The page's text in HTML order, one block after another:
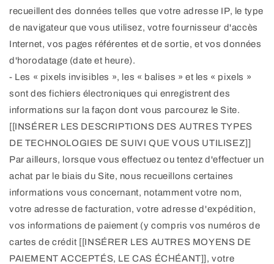
recueillent des données telles que votre adresse IP, le type
de navigateur que vous utilisez, votre fournisseur d'accès
Internet, vos pages référentes et de sortie, et vos données
d'horodatage (date et heure).
- Les « pixels invisibles », les « balises » et les « pixels »
sont des fichiers électroniques qui enregistrent des
informations sur la façon dont vous parcourez le Site.
[[INSÉRER LES DESCRIPTIONS DES AUTRES TYPES
DE TECHNOLOGIES DE SUIVI QUE VOUS UTILISEZ]]
Par ailleurs, lorsque vous effectuez ou tentez d'effectuer un
achat par le biais du Site, nous recueillons certaines
informations vous concernant, notamment votre nom,
votre adresse de facturation, votre adresse d'expédition,
vos informations de paiement (y compris vos numéros de
cartes de crédit [[INSÉRER LES AUTRES MOYENS DE
PAIEMENT ACCEPTÉS, LE CAS ÉCHÉANT]], votre